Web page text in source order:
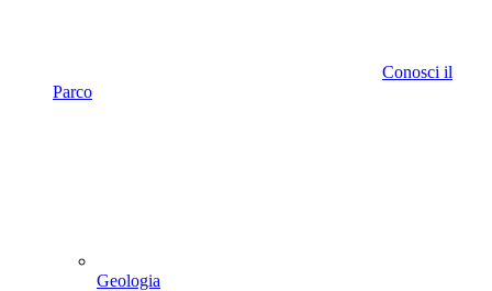
Conosci il
Parco
Geologia